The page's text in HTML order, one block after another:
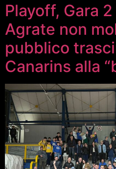
Playoff, Gara
Agrate non
pubblico
Canarins alla